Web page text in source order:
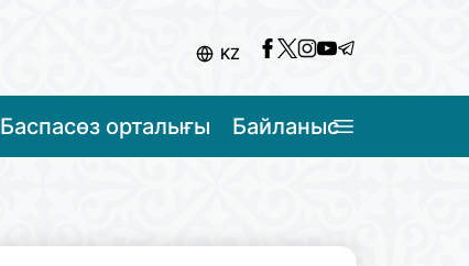
KZ
Баспасөз орталығы Байланыс